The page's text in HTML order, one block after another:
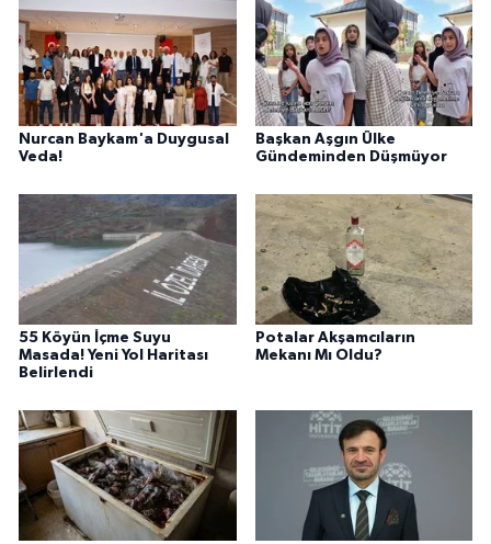
Nurcan Baykam'a Duygusal
Veda!
Başkan Aşgın Ülke
Gündeminden Düşmüyor
55 Köyün İçme Suyu
Masada! Yeni Yol Haritası
Belirlendi
Potalar Akşamcıların
Mekanı Mı Oldu?